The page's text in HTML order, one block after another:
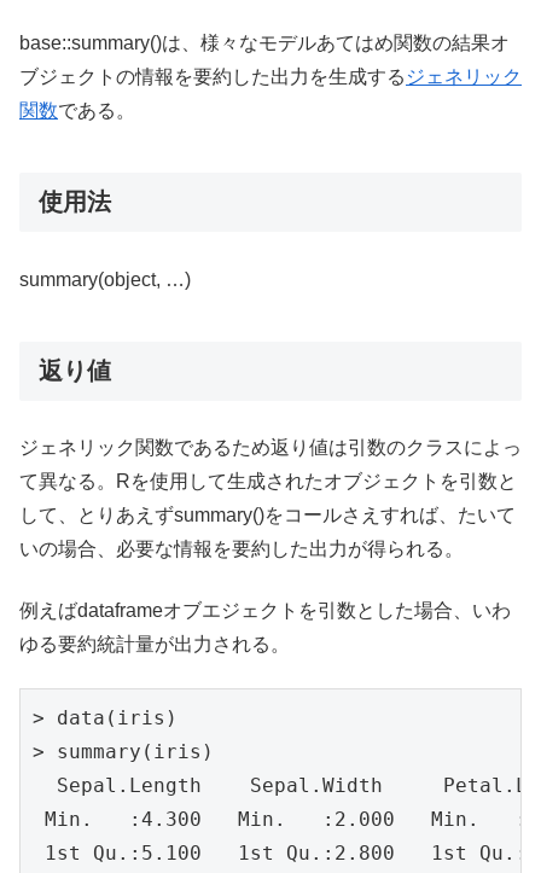
base::summary()は、様々なモデルあてはめ関数の結果オ
ブジェクトの情報を要約した出力を生成する ジェネリック
関数である。
使用法
summary(object, …)
返り値
ジェネリック関数であるため返り値は引数のクラスによっ
て異なる。Rを使用して生成されたオブジェクトを引数と
して、とりあえずsummary()をコールさえすれば、たいて
いの場合、必要な情報を要約した出力が得られる。
例えばdataframeオブエジェクトを引数とした場合、いわ
ゆる要約統計量が出力される。
> data(iris)
> summary(iris)
Sepal.Length    Sepal.Width
Min.   :4.300   Min.   :2.000   Min.
1st Qu.:5.100   1st Qu.:2.800   1st